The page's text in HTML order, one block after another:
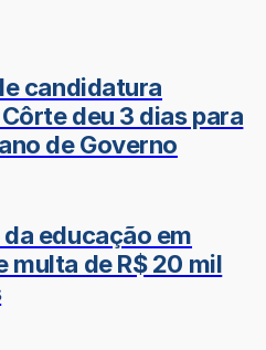
candidatura
deu 3 dias para
de Governo
educação em
multa de R$ 20 mil